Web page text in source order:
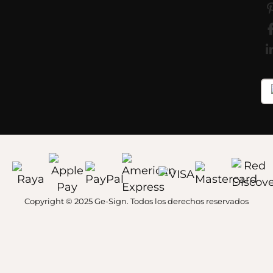
Copyright © 2025 Ge-Sign. Todos los derechos reservados